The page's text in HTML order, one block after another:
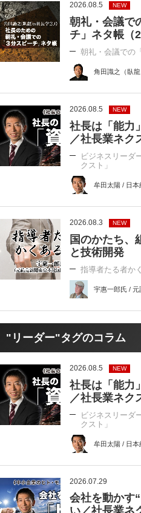
2026.08.5 NEW
朝礼・会議で
チ」ネタ帳（
朝礼・会議での
角田識之（臥
2026.08.5 NEW
社長は「能力
／社長業ネク
ビジネスリーダ
クスト」
牟田太陽 / 日
2026.08.3 NEW
国のかたち、
と技術開発
指導者たる者か
宇惠一郎氏 /
"リーダー"タグのコラム
2026.08.5 NEW
社長は「能力
／社長業ネク
ビジネスリーダ
クスト」
牟田太陽 / 日
2026.07.29
会社を動かす